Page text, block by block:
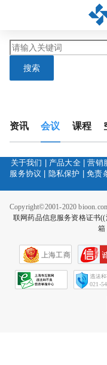
搜索
资讯 会议 课程
关于我们 产品大全|营销
服务协议
隐私保护 |免责
Copyright©2001-2020
联网药品信息服务资格证书
箱
上海工商
021-